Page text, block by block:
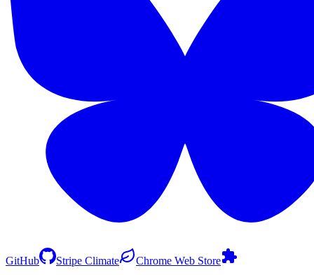
GitHub Stripe Climate Chrome Web Store